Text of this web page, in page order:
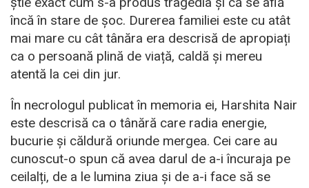
încă în stare de șoc. Durerea familiei este cu atât
mai mare cu cât tânăra era descrisă de apropiați
ca o persoană plină de viață, caldă și mereu
atentă la cei din jur.
În necrologul publicat în memoria ei, Harshita Nair
este descrisă ca o tânără care radia energie,
bucurie și căldură oriunde mergea. Cei care au
cunoscut-o spun că avea darul de a-i încuraja pe
ceilalți, de a le lumina ziua și de a-i face să se